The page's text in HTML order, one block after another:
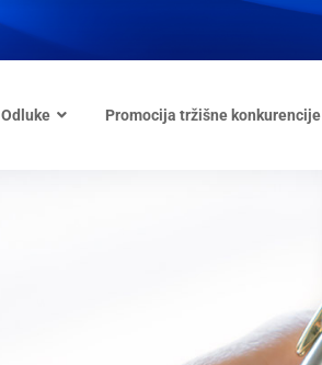
Odluke Promocija tržišne konkurencije